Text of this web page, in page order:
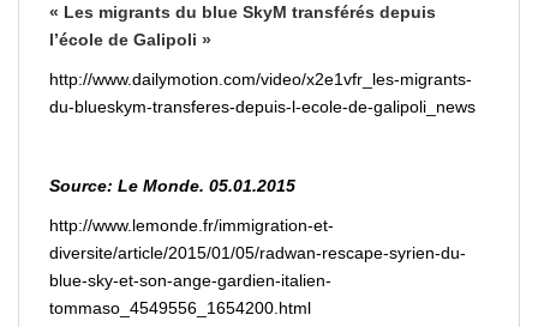
« Les migrants du blue SkyM transférés depuis
l’école de Galipoli »
http://www.dailymotion.com/video/x2e1vfr_les-migrants-
du-blueskym-transferes-depuis-l-ecole-de-galipoli_news
Source: Le Monde. 05.01.2015
http://www.lemonde.fr/immigration-et-
diversite/article/2015/01/05/radwan-rescape-syrien-du-
blue-sky-et-son-ange-gardien-italien-
tommaso_4549556_1654200.html